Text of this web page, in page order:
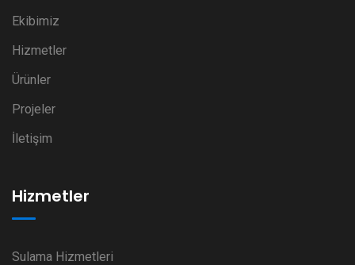
Ekibimiz
Hizmetler
Ürünler
Projeler
İletişim
Hizmetler
Sulama Hizmetleri